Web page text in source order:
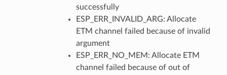
successfully
ESP_ERR_INVALID_ARG: Allocate
ETM channel failed because of invalid
argument
ESP_ERR_NO_MEM: Allocate ETM
channel failed because of out of